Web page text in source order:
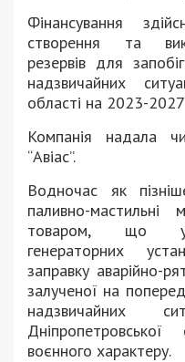
Фінансування
створення та
резервів для
надзвичайних
області на 2023-
Компанія надала
“Авіас”.
Водночас як
паливно-мастильні
товаром, що
генераторних
заправку аварійно-
залученої на
надзвичайних
воєнного характеру.